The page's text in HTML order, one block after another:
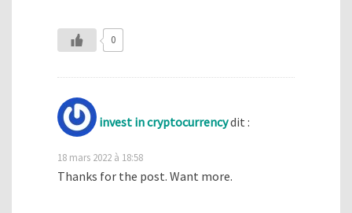
0
invest in cryptocurrencydit :
18 mars 2022 à 18:58
Thanks for the post. Want more.